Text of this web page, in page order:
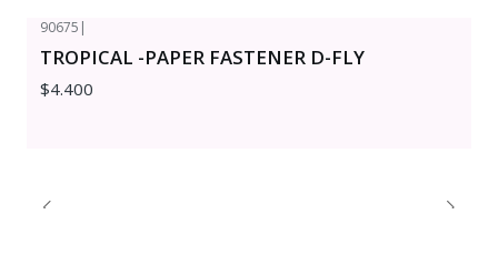
90675 |
TROPICAL -PAPER FASTENER D-FLY
$4.400